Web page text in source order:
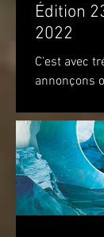
Édition
2022
C'est avec
annonçons
notre
attendons